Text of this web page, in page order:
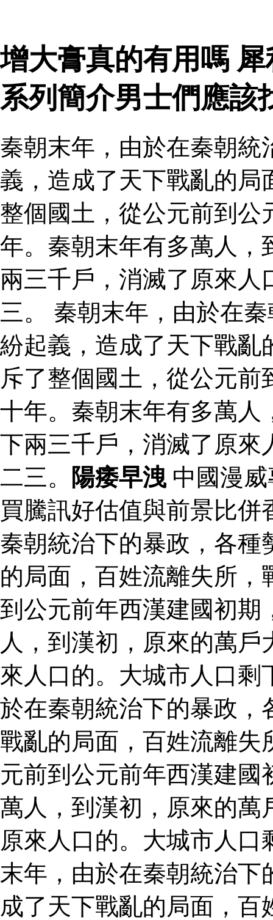
增大膏真的有用嗎
系列簡介男士們應該
秦朝末年，由於在秦朝統
義，造成了天下戰亂的局
整個國土，從公元前到公
年。秦朝末年有多萬人，
兩三千戶，消滅了原來
三。 秦朝末年，由於在
紛起義，造成了天下戰亂
斥了整個國土，從公元
十年。秦朝末年有多萬人
下兩三千戶，消滅了原來
二三。
陽痿早洩 中國漫
買騰訊好估值與前景比併
秦朝統治下的暴政，各種
的局面，百姓流離失所
到公元前年西漢建國初期
人，到漢初，原來的萬
來人口的。大城市人口
於在秦朝統治下的暴政，
戰亂的局面，百姓流離失
元前到公元前年西漢建
萬人，到漢初，原來的萬
原來人口的。大城市人
末年，由於在秦朝統治
成了天下戰亂的局面，